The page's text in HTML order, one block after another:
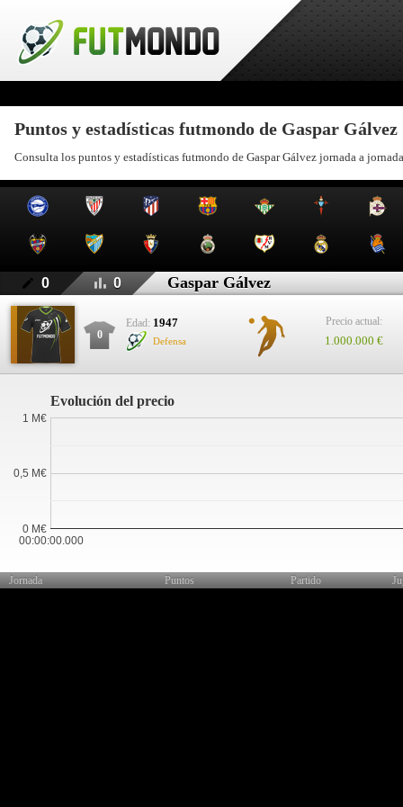
Puntos y estadísticas futmondo de Gaspar Gálvez
Consulta los puntos y estadísticas futmondo de Gaspar Gálvez jornada a jornada
0 0 Gaspar Gálvez
0
Edad: 1947
Defensa
Precio actual:
1.000.000 €
Evolución del precio
00:00:00.000
0 M€
0,5 M€
1 M€
Jornada Puntos Partido